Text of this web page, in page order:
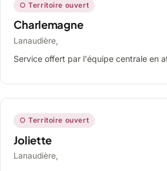
○ Territoire ouvert
Charlemagne
Lanaudière,
Service offert par l'équipe centrale en
○ Territoire ouvert
Joliette
Lanaudière,